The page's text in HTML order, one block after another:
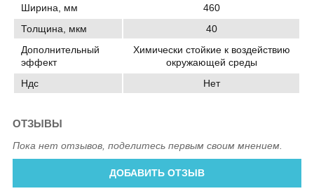
Ширина, мм
460
Толщина, мкм
40
Дополнительный
эффект
Химически стойкие к воздействию
окружающей среды
Ндс
Нет
ОТЗЫВЫ
Пока нет отзывов, поделитесь первым своим мнением.
ДОБАВИТЬ ОТЗЫВ